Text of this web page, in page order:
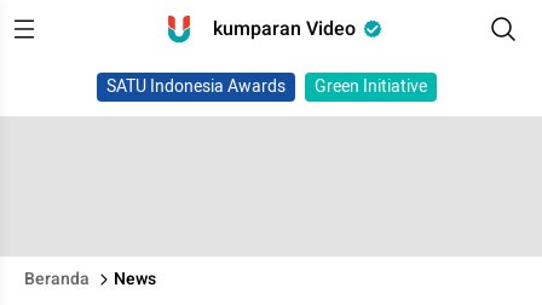
kumparan Video
SATU Indonesia Awards Green Initiative
Beranda News